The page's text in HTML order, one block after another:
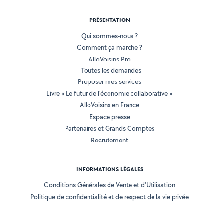
PRÉSENTATION
Qui sommes-nous ?
Comment ça marche ?
AlloVoisins Pro
Toutes les demandes
Proposer mes services
Livre « Le futur de l'économie collaborative »
AlloVoisins en France
Espace presse
Partenaires et Grands Comptes
Recrutement
INFORMATIONS LÉGALES
Conditions Générales de Vente et d'Utilisation
Politique de confidentialité et de respect de la vie privée